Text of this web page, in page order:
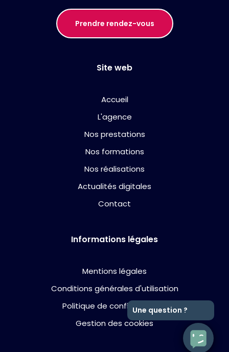
Prendre rendez-vous
Site web
Accueil
L'agence
Nos prestations
Nos formations
Nos réalisations
Actualités digitales
Contact
Informations légales
Mentions légales
Conditions générales d'utilisation
Politique de confidentialité
Gestion des cookies
Une question ?